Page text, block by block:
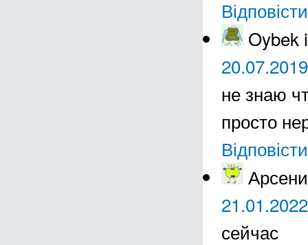
Відповісти
Oybek
не знаю
просто
Відповісти
сейчас